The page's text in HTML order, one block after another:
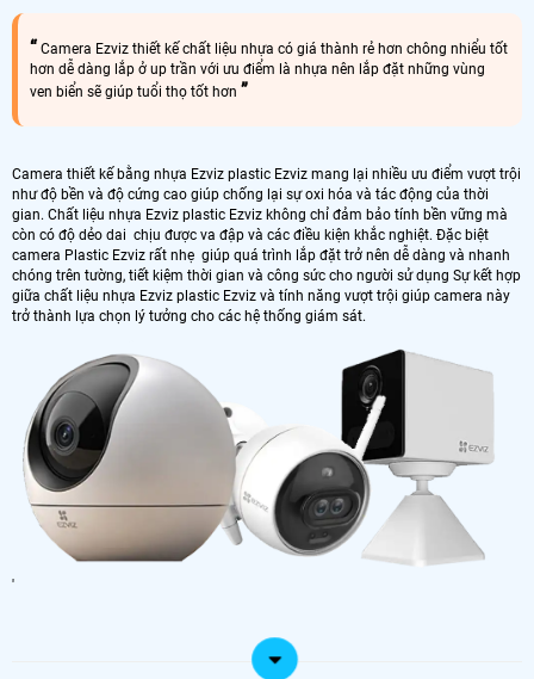
Camera Ezviz thiết kế chất liệu nhựa có giá thành rẻ hơn chông nhiểu tốt
hơn dễ dàng lắp ở up trần với ưu điểm là nhựa nên lắp đặt những vùng
ven biển sẽ giúp tuổi thọ tốt hơn
Camera thiết kế bằng nhựa Ezviz plastic Ezviz mang lại nhiều ưu điểm vượt trội
như độ bền và độ cứng cao giúp chống lại sự oxi hóa và tác động của thời
gian. Chất liệu nhựa Ezviz plastic Ezviz không chỉ đảm bảo tính bền vững mà
còn có độ dẻo dai chịu được va đập và các điều kiện khắc nghiệt. Đặc biệt
camera Plastic Ezviz rất nhẹ giúp quá trình lắp đặt trở nên dễ dàng và nhanh
chóng trên tường, tiết kiệm thời gian và công sức cho người sử dụng Sự kết hợp
giữa chất liệu nhựa Ezviz plastic Ezviz và tính năng vượt trội giúp camera này
trở thành lựa chọn lý tưởng cho các hệ thống giám sát.
'